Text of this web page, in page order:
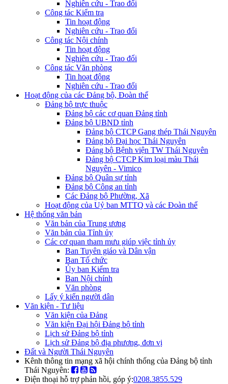
Nghiên cứu - Trao đổi
Công tác Kiểm tra
Tin hoạt động
Nghiên cứu - Trao đổi
Công tác Nội chính
Tin hoạt động
Nghiên cứu - Trao đổi
Công tác Văn phòng
Tin hoạt động
Nghiên cứu - Trao đổi
Hoạt động của các Đảng bộ, Đoàn thể
Đảng bộ trực thuộc
Đảng bộ các cơ quan Đảng tỉnh
Đảng bộ UBND tỉnh
Đảng bộ CTCP Gang thép Thái Nguyên
Đảng bộ Đại học Thái Nguyên
Đảng bộ Bệnh viện TW Thái Nguyên
Đảng bộ CTCP Kim loại màu Thái
Nguyên - Vimico
Đảng bộ Quân sự tỉnh
Đảng bộ Công an tỉnh
Các Đảng bộ Phường, Xã
Hoạt động của Uỷ ban MTTQ và các Đoàn thể
Hệ thống văn bản
Văn bản của Trung ương
Văn bản của Tỉnh ủy
Các cơ quan tham mưu giúp việc tỉnh ủy
Ban Tuyên giáo và Dân vận
Ban Tổ chức
Ủy ban Kiểm tra
Ban Nội chính
Văn phòng
Lấy ý kiến người dân
Văn kiện - Tư liệu
Văn kiện của Đảng
Văn kiện Đại hội Đảng bộ tỉnh
Lịch sử Đảng bộ tỉnh
Lịch sử Đảng bộ địa phương, đơn vị
Đất và Người Thái Nguyên
Kênh thông tin mạng xã hội chính thống của Đảng bộ tỉnh
Thái Nguyên:
Điện thoại hỗ trợ phản hồi, góp ý:0208.3855.529